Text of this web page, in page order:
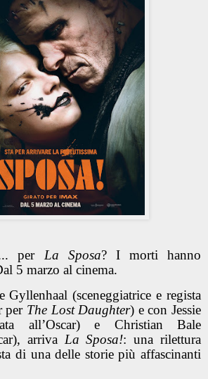
per La Sposa? I morti hanno
5 marzo al cinema.
(sceneggiatrice e regista
per The Lost Daughter) e con Jessie
all’Oscar) e Christian Bale
arriva La Sposa!: una rilettura
di una delle storie più affascinanti